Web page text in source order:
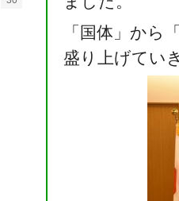
「国体」から
盛り上げてい